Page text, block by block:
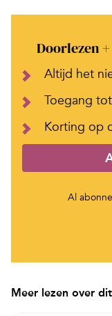
Doorlezen
Altijd het
Toegang
Korting op
Al
Meer lezen over